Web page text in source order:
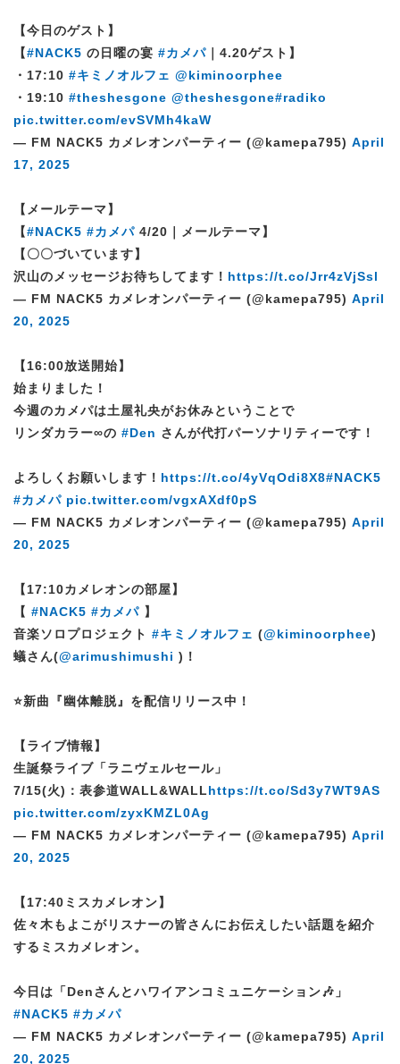
【今日のゲスト】
【#NACK5 の日曜の宴 #カメパ ｜4.20ゲスト】
・17:10 #キミノオルフェ @kiminoorphee
・19:10 #theshesgone @theshesgone#radiko
pic.twitter.com/evSVMh4kaW
— FM NACK5 カメレオンパーティー (@kamepa795) April
17, 2025
【メールテーマ】
【#NACK5 #カメパ 4/20｜メールテーマ】
【〇〇づいています】
沢山のメッセージお待ちしてます！ https://t.co/Jrr4zVjSsl
— FM NACK5 カメレオンパーティー (@kamepa795) April
20, 2025
【16:00放送開始】
始まりました！
今週のカメパは土屋礼央がお休みということで
リンダカラー∞の #Den さんが代打パーソナリティーです！
よろしくお願いします！ https://t.co/4yVqOdi8X8#NACK5
#カメパ pic.twitter.com/vgxAXdf0pS
— FM NACK5 カメレオンパーティー (@kamepa795) April
20, 2025
【17:10カメレオンの部屋】
【 #NACK5 #カメパ 】
音楽ソロプロジェクト #キミノオルフェ (@kiminoorphee)
蟻さん(@arimushimushi )！
⭐️新曲『幽体離脱』を配信リリース中！
【ライブ情報】
生誕祭ライブ「ラニヴェルセール」
7/15(火)：表参道WALL&WALLhttps://t.co/Sd3y7WT9AS
pic.twitter.com/zyxKMZL0Ag
— FM NACK5 カメレオンパーティー (@kamepa795) April
20, 2025
【17:40ミスカメレオン】
佐々木もよこがリスナーの皆さんにお伝えしたい話題を紹介
するミスカメレオン。
今日は「Denさんとハワイアンコミュニケーション🎶」
#NACK5 #カメパ
— FM NACK5 カメレオンパーティー (@kamepa795) April
20, 2025